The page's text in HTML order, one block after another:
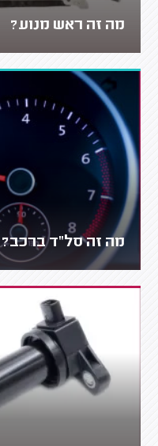
מה זה ראש מנוע?
מה זה סל"ד ברכב?